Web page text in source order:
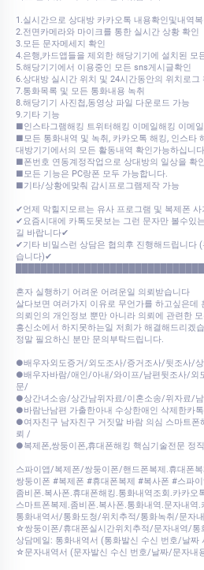
1.실시간으로 상대방 카카오톡 내용확인및내역
2.전면카메라와 마이크를 통한 실시간 상황 확인
3.모든 문자메세지 확인
4.은행,카드앱들을 제외한 해당기기에 설치된 모
5.해당기기에서 이용중인 모든 sns게시글확인
6.상대방 실시간 위치 및 24시간동안의 위치로그
7.통화목록 및 모든 통화내용 녹취
8.해당기기 사진첩,동영상 파일 다운로드 가능
9.기타 기능
■인스타그램해킹 트위터해킹 이메일해킹 이메
■모든 통화내역 및 녹취, 카카오톡 해킹, 인스타
대방기기에서의 모든 활동내역 확인가능하십니
■폰번호 연동계정작업으로 상대방의 일상을 확
■모든 기능은 PC랑폰 모두 가능합니다.
■기타/상황에맞춰 감시프로그램제작 가능
✔언제 막힐지모르는 유사 프로그램 및 복제폰
✔요즘시대에 카톡도못보는 그런 문자만 볼수있
길 바랍니다✔
✔기타 비밀스런 상담은 협의후 진행해드립니다
습니다)✔
혼자 실행하기 어려운 어려운일 의뢰받습니다
살다보면 여러가지 이유로 무언가를 하고싶은데
의뢰인의 개인정보 뿐만 아니라 의뢰에 관련한
흥신소에서 하지못하는일 저희가 해결해드리
정말 필요하신 분만 문의부탁드립니다.
●배우자외도증거/외도조사/증거조사/뒷조사/
●배우자바람/애인/아내/와이프/남편뒷조사/외
문/
●상간녀소송/상간남위자료/이혼소송/위자료/
●바람난남편 가출한아내 수상한애인 삭제한카
●여자친구 남자친구 거짓말 바람 의심 스마트폰
뢰 /
●복제폰,쌍둥이폰,휴대폰해킹 핵심기술전문 정
스파이앱/복제폰/쌍둥이폰/핸드폰복제.휴대폰복
쌍둥이폰 #복제폰 #휴대폰복제 #복사폰 #스파
좀비폰.복사폰.휴대폰해킹.통화내역조회.카카오
스마트폰복제.좀비폰.복사폰.통화내역.문자내역.
통화내역서/통화도청/위치추적/통화녹취/문자
☆쌍둥이폰/휴대폰실시간위치추적/문자내역/통
상담메일: 통화내역서 (통화발신 수신 번호/날
☆문자내역서 (문자발신 수신 번호/날짜/문자내